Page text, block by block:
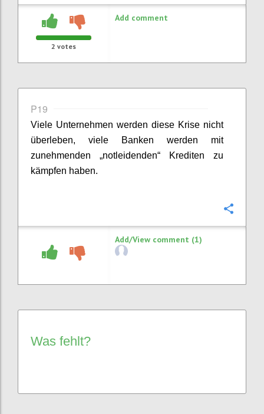
2 votes
Add comment
P19
Viele Unternehmen werden diese Krise nicht
überleben, viele Banken werden mit
zunehmenden „notleidenden“ Krediten zu
kämpfen haben.
Add/View comment (1)
Was fehlt?